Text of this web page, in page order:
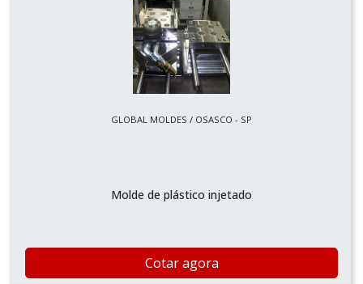
GLOBAL MOLDES / OSASCO - SP
Molde de plástico injetado
Cotar agora